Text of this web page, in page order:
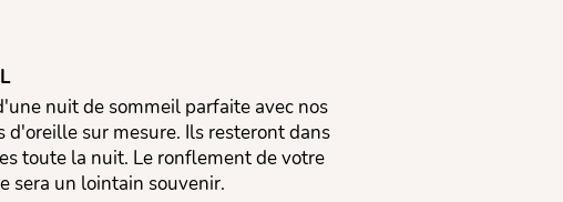
nuit de sommeil parfaite avec nos
d'oreille sur mesure. Ils resteront dans
toute la nuit. Le ronflement de votre
sera un lointain souvenir.